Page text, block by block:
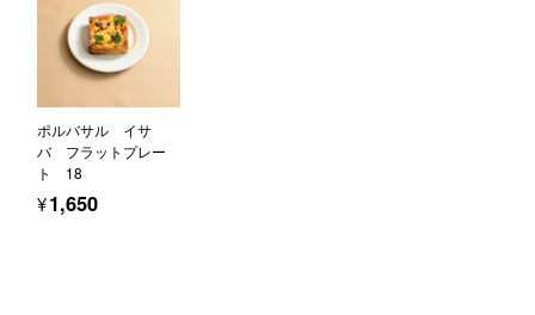
ポルバサル イサ
バ フラットプレー
ト 18
¥1,650